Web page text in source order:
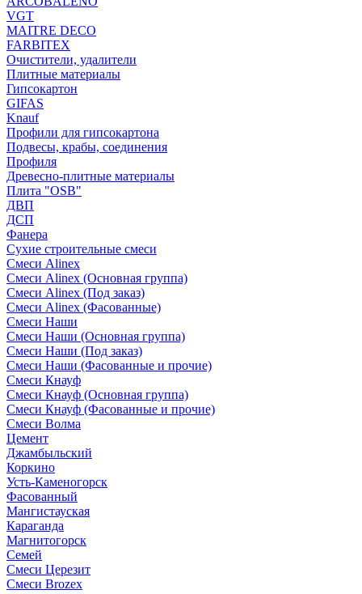
VGT
MAITRE DECO
FARBITEX
Очистители, удалители
Плитные материалы
Гипсокартон
GIFAS
Knauf
Профили для гипсокартона
Подвесы, крабы, соединения
Профиля
Древесно-плитные материалы
Плита "OSB"
ДВП
ДСП
Фанера
Сухие строительные смеси
Смеси Alinex
Смеси Alinex (Основная группа)
Смеси Alinex (Под заказ)
Смеси Alinex (Фасованные)
Смеси Наши
Смеси Наши (Основная группа)
Смеси Наши (Под заказ)
Смеси Наши (Фасованные и прочие)
Смеси Кнауф
Смеси Кнауф (Основная группа)
Смеси Кнауф (Фасованные и прочие)
Смеси Волма
Цемент
Джамбыльский
Коркино
Усть-Каменогорск
Фасованный
Мангистауская
Караганда
Магнитогорск
Семей
Смеси Церезит
Смеси Brozex